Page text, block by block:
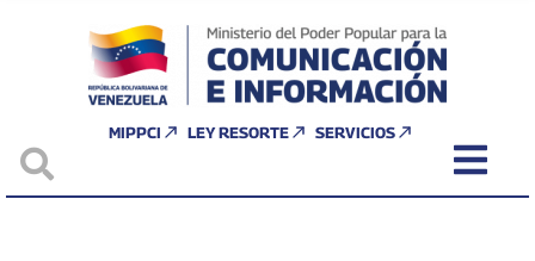
MIPPCI LEY RESORTE SERVICIOS